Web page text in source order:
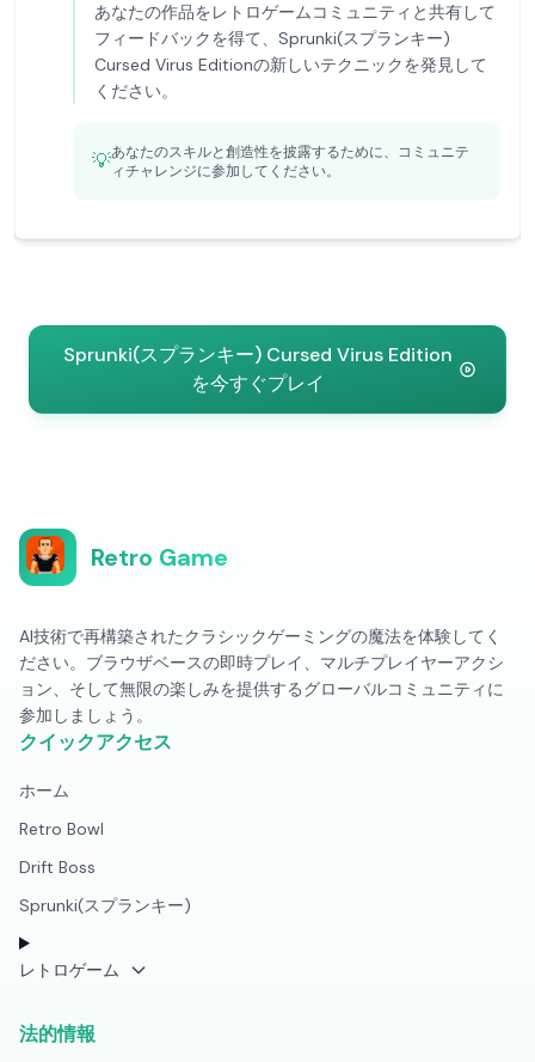
あなたの作品をレトロゲームコミュニティと共有して
フィードバックを得て、Sprunki(スプランキー)
Cursed Virus Editionの新しいテクニックを発見して
ください。
💡あなたのスキルと創造性を披露するために、コミュニテ
ィチャレンジに参加してください。
Sprunki(スプランキー) Cursed Virus Edition
を今すぐプレイ
Retro Game
AI技術で再構築されたクラシックゲーミングの魔法を体験してく
ださい。ブラウザベースの即時プレイ、マルチプレイヤーアクシ
ョン、そして無限の楽しみを提供するグローバルコミュニティに
参加しましょう。
クイックアクセス
ホーム
Retro Bowl
Drift Boss
Sprunki(スプランキー)
レトロゲーム
法的情報